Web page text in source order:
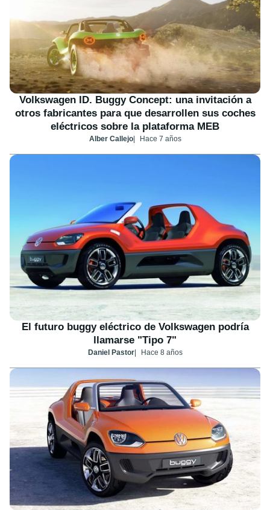
Volkswagen ID. Buggy Concept: una invitación a
otros fabricantes para que desarrollen sus coches
eléctricos sobre la plataforma MEB
Alber Callejo Hace 7 años
El futuro buggy eléctrico de Volkswagen podría
llamarse "Tipo 7"
Daniel Pastor Hace 8 años